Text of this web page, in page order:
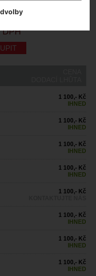
DPH
1 100,- Kč
IHNED
1 100,- Kč
IHNED
1 100,- Kč
IHNED
1 100,- Kč
IHNED
1 100,- Kč
1 100,- Kč
IHNED
1 100,- Kč
IHNED
1 100,- Kč
IHNED